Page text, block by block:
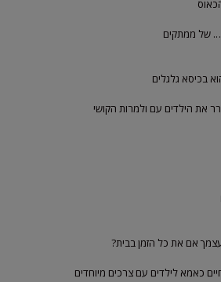
של ממתקים
בכיסא גלגלים
את הילדים עם ולמרות הקושי
אם את כל הזמן בבית?
כאמא לילדים עם צרכים מיוחדים